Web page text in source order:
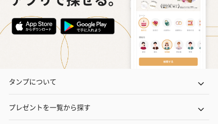
タンプについて
プレゼントを一覧から探す